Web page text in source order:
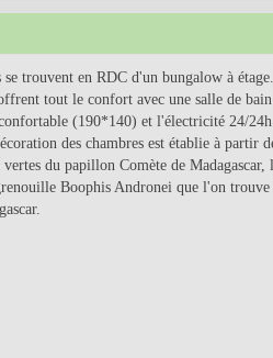
se trouvent en RDC d'un bungalow à
tout le confort avec une salle de
(190*140) et l'électricité 24/
des chambres est établie à partir
du papillon Comète de Madagascar,
Boophis Andronei que l'on trouve